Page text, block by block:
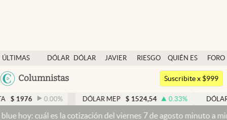
ÚLTIMAS
NOTICIAS
DÓLAR
DÓLAR
JAVIER
RIESGO
QUIÉN ES
QUIÉN
FORO
Argentina
México
Columnistas
Dólar
Members
Economía y Política
Finanzas y Mercados
Suscribite x $999
0.00 DÓLAR MEP $ 1524,54 0.33% DÓLAR BNA $
cuál es la cotización del viernes 7 de agosto minuto a minuto